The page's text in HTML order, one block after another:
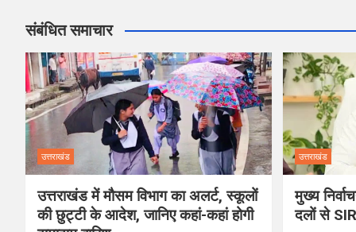
संबंधित समाचार
उत्तराखंड
उत्तराखंड में मौसम विभाग का अलर्ट, स्कूलों
की छुट्टी के आदेश, जानिए कहां-कहां होगी
उत्तराखंड
मुख्य
दलों से